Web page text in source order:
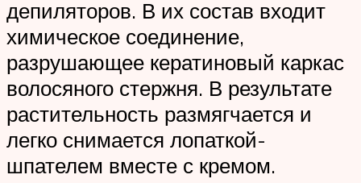
депиляторов. В их состав входит
химическое соединение,
разрушающее кератиновый каркас
волосяного стержня. В результате
растительность размягчается и
легко снимается лопаткой-
шпателем вместе с кремом.